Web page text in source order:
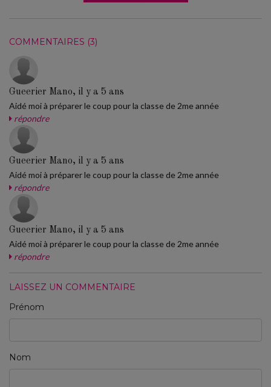
COMMENTAIRES (3)
Gueerier Mano, il y a 5 ans
Aidé moi à préparer le coup pour la classe de 2me année
répondre
Gueerier Mano, il y a 5 ans
Aidé moi à préparer le coup pour la classe de 2me année
répondre
Gueerier Mano, il y a 5 ans
Aidé moi à préparer le coup pour la classe de 2me année
répondre
LAISSEZ UN COMMENTAIRE
Prénom
Nom